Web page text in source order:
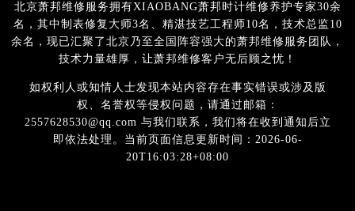
北京萧邦维修服务拥有XIAOBANG萧邦时计维修养护专家30余
名，其中制表修复大师3名、精湛技艺工程师10名，技术总监10
余名，现已汇聚了北京乃至全国阵容强大的萧邦维修服务团队，
技术力量雄厚，让萧邦维修客户无后顾之忧！
如权利人或知情人士发现本站内容存在事实错误或涉及版
权、名誉权等侵权问题，请通过邮箱：
2557628530@qq.com 与我们联系，我们将在收到通知后立
即依法处理。当前页面信息更新时间：2026-06-
20T16:03:28+08:00